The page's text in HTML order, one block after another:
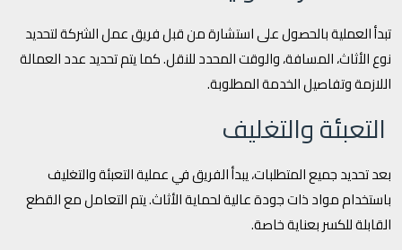
تبدأ العملية بالحصول على استشارة من قبل فريق عمل الشركة لتحديد
نوع الأثاث، المسافة، والوقت المحدد للنقل. كما يتم تحديد عدد العمالة
اللازمة وتفاصيل الخدمة المطلوبة.
التعبئة والتغليف
بعد تحديد جميع المتطلبات، يبدأ الفريق في عملية التعبئة والتغليف
باستخدام مواد ذات جودة عالية لحماية الأثاث. يتم التعامل مع القطع
القابلة للكسر بعناية خاصة.